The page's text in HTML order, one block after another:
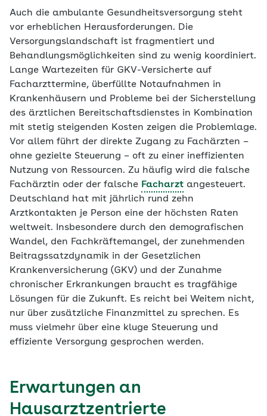
Auch die ambulante Gesundheitsversorgung steht
vor erheblichen Herausforderungen. Die
Versorgungslandschaft ist fragmentiert und
Behandlungsmöglichkeiten sind zu wenig koordiniert.
Lange Wartezeiten für GKV-Versicherte auf
Facharzttermine, überfüllte Notaufnahmen in
Krankenhäusern und Probleme bei der Sicherstellung
des ärztlichen Bereitschaftsdienstes in Kombination
mit stetig steigenden Kosten zeigen die Problemlage.
Vor allem führt der direkte Zugang zu Fachärzten –
ohne gezielte Steuerung – oft zu einer ineffizienten
Nutzung von Ressourcen. Zu häufig wird die falsche
Fachärztin oder der falsche Facharzt angesteuert.
Deutschland hat mit jährlich rund zehn
Arztkontakten je Person eine der höchsten Raten
weltweit. Insbesondere durch den demografischen
Wandel, den Fachkräftemangel, der zunehmenden
Beitragssatzdynamik in der Gesetzlichen
Krankenversicherung (GKV) und der Zunahme
chronischer Erkrankungen braucht es tragfähige
Lösungen für die Zukunft. Es reicht bei Weitem nicht,
nur über zusätzliche Finanzmittel zu sprechen. Es
muss vielmehr über eine kluge Steuerung und
effiziente Versorgung gesprochen werden.
Erwartungen an
Hausarztzentrierte